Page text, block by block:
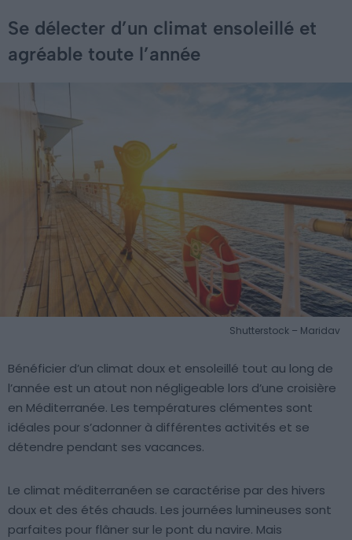
Se délecter d’un climat ensoleillé et
agréable toute l’année
Shutterstock – Maridav
Bénéficier d’un climat doux et ensoleillé tout au long de
l’année est un atout non négligeable lors d’une croisière
en Méditerranée. Les températures clémentes sont
idéales pour s’adonner à différentes activités et se
détendre pendant ses vacances.
Le climat méditerranéen se caractérise par des hivers
doux et des étés chauds. Les journées lumineuses sont
parfaites pour flâner sur le pont du navire. Mais